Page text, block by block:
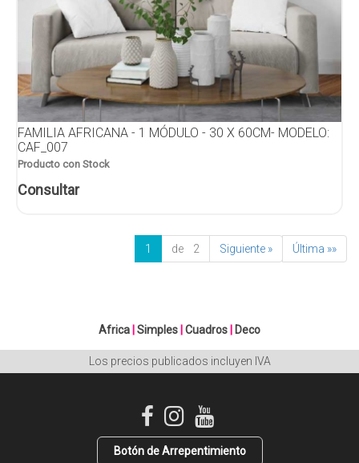
FAMILIA AFRICANA - 1 MÓDULO - 30 X 60CM- MODELO:
CAF_007
Producto con Stock
Consultar
1 de 2 Siguiente » Última »»
Africa Simples Cuadros Deco
Los precios publicados incluyen IVA
Botón de Arrepentimiento